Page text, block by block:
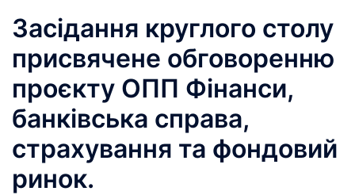
Засідання круглого столу
присвячене обговоренню
проєкту ОПП Фінанси,
банківська справа,
страхування та фондовий
ринок.